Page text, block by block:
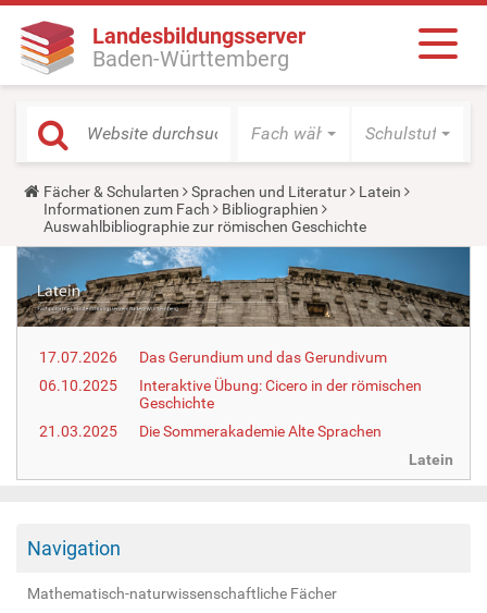
Landesbildungsserver
Baden-Württemberg
Fach wählen Schulstufe
Y
o
u
a
h
e
r
:
Fächer & Schularten Sprachen und Literatur
Latein
Informationen zum Fach
Bibliographien
Auswahlbibliographie zur römischen Geschichte
17.07.2026
Das Gerundium und das Gerundivum
06.10.2025
Interaktive Übung: Cicero in der römischen
Geschichte
21.03.2025
Die Sommerakademie Alte Sprachen
Latein
Navigation
Mathematisch-naturwissenschaftliche Fächer